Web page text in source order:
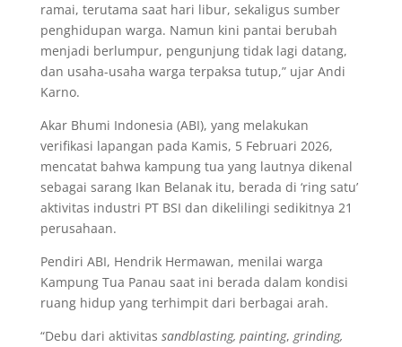
ramai, terutama saat hari libur, sekaligus sumber
penghidupan warga. Namun kini pantai berubah
menjadi berlumpur, pengunjung tidak lagi datang,
dan usaha-usaha warga terpaksa tutup,” ujar Andi
Karno.
Akar Bhumi Indonesia (ABI), yang melakukan
verifikasi lapangan pada Kamis, 5 Februari 2026,
mencatat bahwa kampung tua yang lautnya dikenal
sebagai sarang Ikan Belanak itu, berada di ‘ring satu’
aktivitas industri PT BSI dan dikelilingi sedikitnya 21
perusahaan.
Pendiri ABI, Hendrik Hermawan, menilai warga
Kampung Tua Panau saat ini berada dalam kondisi
ruang hidup yang terhimpit dari berbagai arah.
“Debu dari aktivitas sandblasting, painting, grinding,